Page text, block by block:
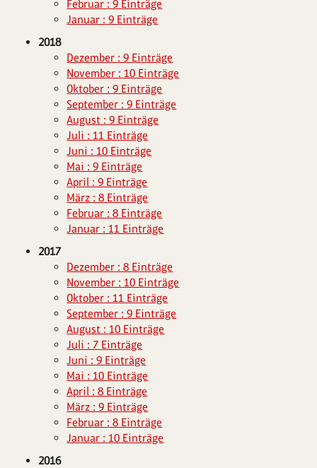
Februar : 9 Einträge
Januar : 9 Einträge
2018
Dezember : 9 Einträge
November : 10 Einträge
Oktober : 9 Einträge
September : 9 Einträge
August : 9 Einträge
Juli : 11 Einträge
Juni : 10 Einträge
Mai : 9 Einträge
April : 9 Einträge
März : 8 Einträge
Februar : 8 Einträge
Januar : 11 Einträge
2017
Dezember : 8 Einträge
November : 10 Einträge
Oktober : 11 Einträge
September : 9 Einträge
August : 10 Einträge
Juli : 7 Einträge
Juni : 9 Einträge
Mai : 10 Einträge
April : 8 Einträge
März : 9 Einträge
Februar : 8 Einträge
Januar : 10 Einträge
2016